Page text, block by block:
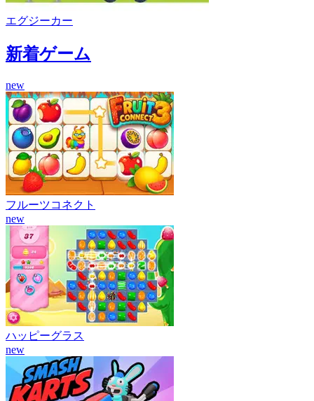
エグジーカー
新着ゲーム
new
フルーツコネクト
new
ハッピーグラス
new